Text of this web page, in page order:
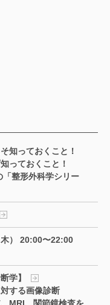
知っておくこと！
っておくこと！
整形外科学シリー
） 20:00〜22:00
学】
対する画像診断
MRI、関節鏡検査を